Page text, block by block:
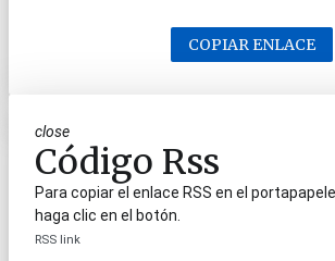
COPIAR ENLACE
close
Código Rss
Para copiar el enlace RSS en el
haga clic en el botón.
RSS link